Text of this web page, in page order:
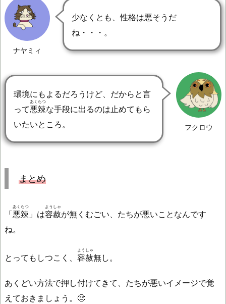
ナヤミィ
少なくとも、性格は悪そうだ
ね・・・。
フクロウ
環境にもよるだろうけど、だからと言
って悪辣
あくらつ
な手段に出るのは止めてもら
いたいところ。
まとめ
「悪辣
あくらつ
」は容赦
ようしゃ
が無くむごい、たちが悪いことなんです
ね。
とってもしつこく、 容赦
ようしゃ
無し。
あくどい方法で押し付けてきて、たちが悪いイメージで覚
えておきましょう。🧐